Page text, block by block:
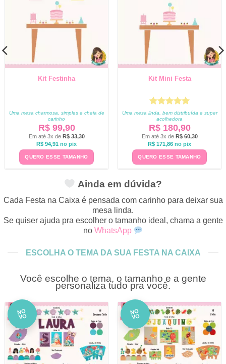
Kit Festinha
Uma mesa charmosa, simples e cheia de
carinho
R$99,90
Em até 3x de R$33,30
R$ 94,91 no pix
QUERO ESSE TAMANHO
Kit Mini Festa
Avaliação5
de 5
Uma mesa linda, bem distribuída e super
acolhedora
R$180,90
Em até 3x de R$60,30
R$ 171,86 no pix
QUERO ESSE TAMANHO
Ainda em dúvida?
Cada Festa na Caixa é pensada com carinho para deixar sua
mesa linda.
Se quiser ajuda pra escolher o tamanho ideal, chama a gente
no WhatsApp
ESCOLHA O TEMA DA SUA FESTA NA CAIXA
Você escolhe o tema, o tamanho e a gente
personaliza tudo pra você.
NO
VO
NO
VO